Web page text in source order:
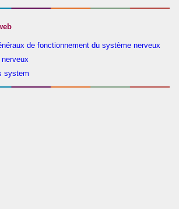
de fonctionnement du système nerveux
system